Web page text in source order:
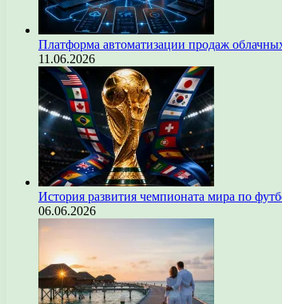
Платформа автоматизации продаж
11.06.2026
История развития чемпионата мира по
06.06.2026